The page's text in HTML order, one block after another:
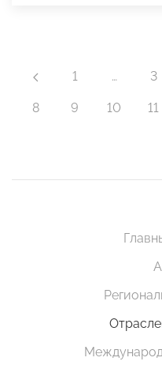
1 … 3
8 9 10 11